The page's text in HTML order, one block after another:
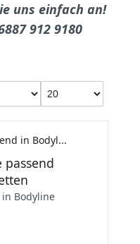
uns einfach an!
912 9180
passend
Bodyline